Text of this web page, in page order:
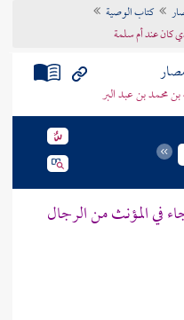
كتاب الوصية
كان عند أم سلمة
محمد بن عبد البر
في المؤنث من الرجال